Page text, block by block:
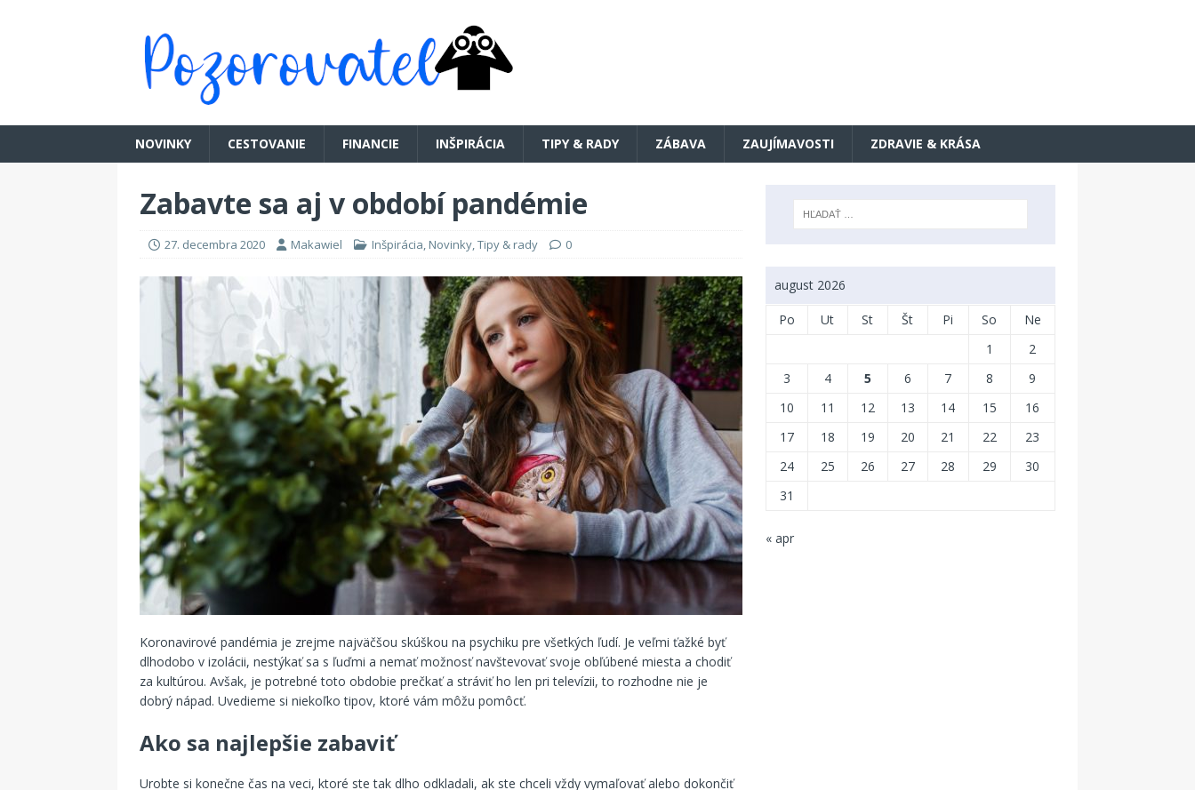
NOVINKY CESTOVANIE FINANCIE INŠPIRÁCIA TIPY & RADY ZÁBAVA ZAUJÍMAVOSTI ZDRAVIE & KRÁSA
Zabavte sa aj v období pandémie
27. decembra 2020 Makawiel Inšpirácia, Novinky,Tipy & rady 0
Koronavirové pandémia je zrejme najväčšou skúškou na psychiku pre všetkých ľudí. Je veľmi ťažké byť
dlhodobo v izolácii, nestýkať sa s ľuďmi a nemať možnosť navštevovať svoje obľúbené miesta a chodiť
za kultúrou. Avšak, je potrebné toto obdobie prečkať a stráviť ho len pri televízii, to rozhodne nie je
dobrý nápad. Uvedieme si niekoľko tipov, ktoré vám môžu pomôcť.
Ako sa najlepšie zabaviť
Urobte si konečne čas na veci, ktoré ste tak dlho odkladali, ak ste chceli vždy vymaľovať alebo dokončiť
august 2026
Po Ut St Št Pi So
Ne
1
2
3
4 5 6 7 8
9
10
11 12 13 14 15
16
17
18 19 20 21 22
23
24
25 26 27 28 29
30
31
« apr